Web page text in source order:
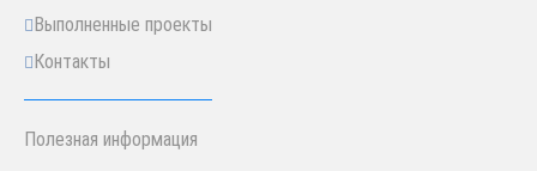
Выполненные проекты
Контакты
Полезная информация